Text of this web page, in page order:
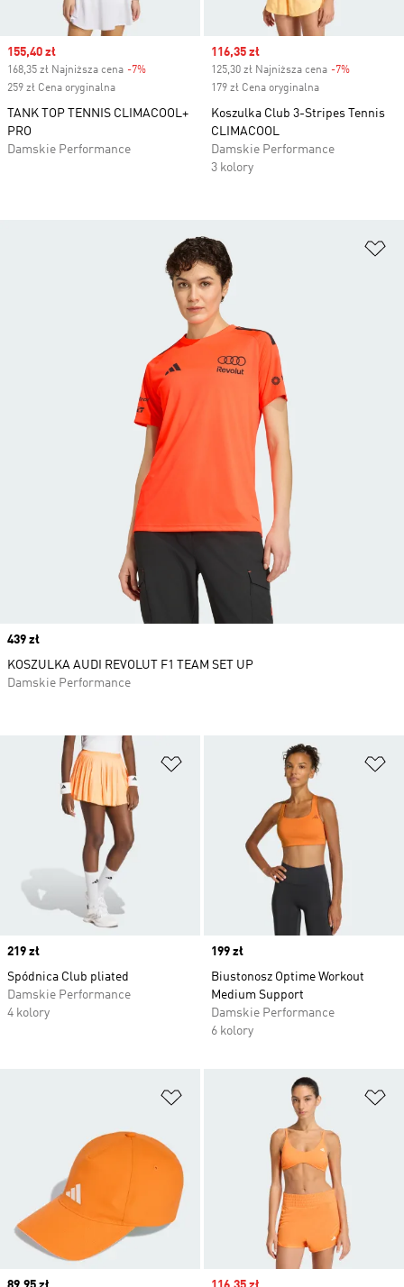
Sale price
155,40 zł
168,35 zł Najniższa cena -7%
259 zł Cena oryginalna
TANK TOP TENNIS CLIMACOOL+
PRO
Damskie Performance
Sale price
116,35 zł
125,30 zł Najniższa cena -7%
179 zł Cena oryginalna
Koszulka Club 3-Stripes Tennis
CLIMACOOL
Damskie Performance
3 kolory
Dodaj do listy życzeń
Price
219 zł
Spódnica Club pliated
Damskie Performance
4 kolory
Price
199 zł
Biustonosz Optime Workout
Medium Support
Damskie Performance
6 kolory
Dodaj do listy życzeń
Price
439 zł
KOSZULKA AUDI REVOLUT F1 TEAM SET UP
Damskie Performance